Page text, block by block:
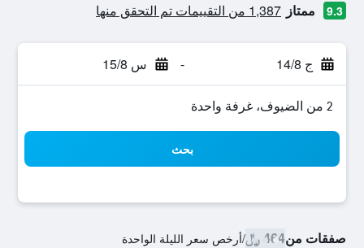
9.3 ممتاز 1,387 من التقييمات تم التحقق منها
ج 14/8 - س 15/8
2 من الضيوف، غرفة واحدة
بحث
صفقات من464 ﷼ /أرخص سعر الليلة الواحدة